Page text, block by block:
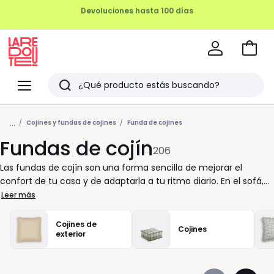
REMATE FINAL HASTA -70%
Menu
Redoute
Buscar
Últimos
artículos
vistos
Ir
... Cojines y fundas de cojines Funda de cojines
Fundas de cojín206
Las fundas de cojín son una forma sencilla de mejorar el
confort de tu casa y de adaptarla a tu ritmo diario. En el sofá,
en la cama o en una butaca, una buena funda marca la
diferencia en el uso habitual del hogar. Aporta suavidad,
protege el relleno y te permite renovar tus cojines cuando lo
necesitas. Aquí encontrarás fundas pensadas para
acompañarte en el día a día. En algodón para un tacto
Leer más
Cojines de
exterior
Cojines